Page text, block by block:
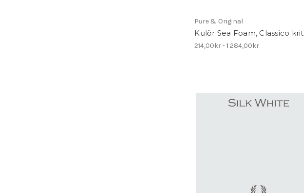
Pure & Original
Kulör Sea Foam, Classico
214,00kr - 1 284,00kr